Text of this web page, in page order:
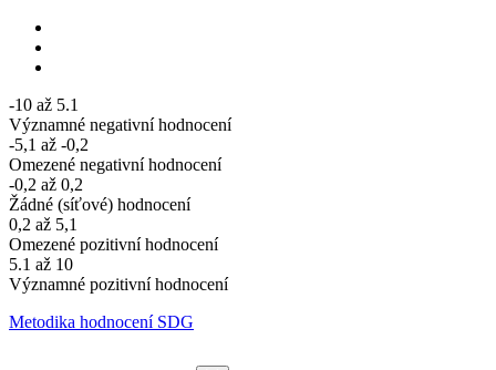
-10 až 5.1
Významné negativní hodnocení
-5,1 až -0,2
Omezené negativní hodnocení
-0,2 až 0,2
Žádné (síťové) hodnocení
0,2 až 5,1
Omezené pozitivní hodnocení
5.1 až 10
Významné pozitivní hodnocení
Metodika hodnocení SDG